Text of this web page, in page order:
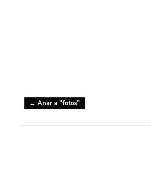
← Anar a "fotos"